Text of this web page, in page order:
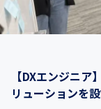
【DXエンジニ
リューションを